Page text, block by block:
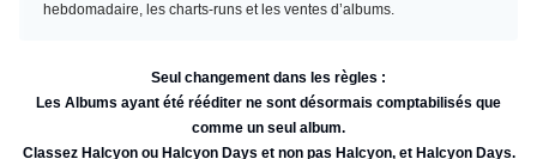
hebdomadaire, les charts-runs et les ventes d’albums.
Seul changement dans les règles :
Les Albums ayant été rééditer ne sont désormais comptabilisés que
comme un seul album.
Classez Halcyon ou Halcyon Days et non pas Halcyon, et Halcyon Days.